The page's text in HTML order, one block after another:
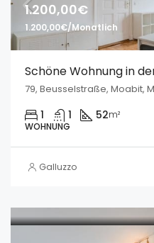
1.200,00€
1.200,00€/Monatlich
Schöne Wohnung in
79, Beusselstraße, Moabit,
1 1 52m²
WOHNUNG
Galluzzo